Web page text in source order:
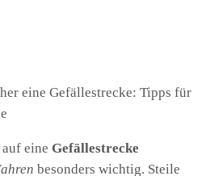
eine Gefällestrecke
besonders wichtig. Steile